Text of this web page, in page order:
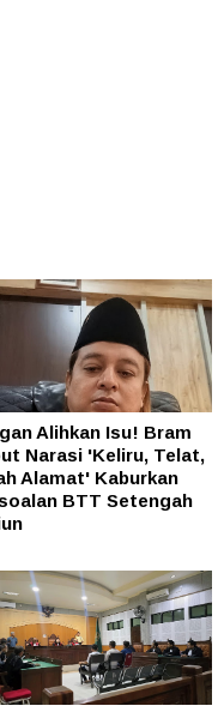
Alihkan Isu! Bram
Narasi 'Keliru, Telat,
Alamat' Kaburkan
BTT Setengah